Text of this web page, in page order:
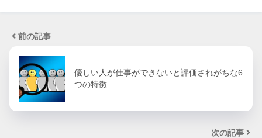
前の記事
優しい人が仕事ができないと評価されがちな6
つの特徴
次の記事